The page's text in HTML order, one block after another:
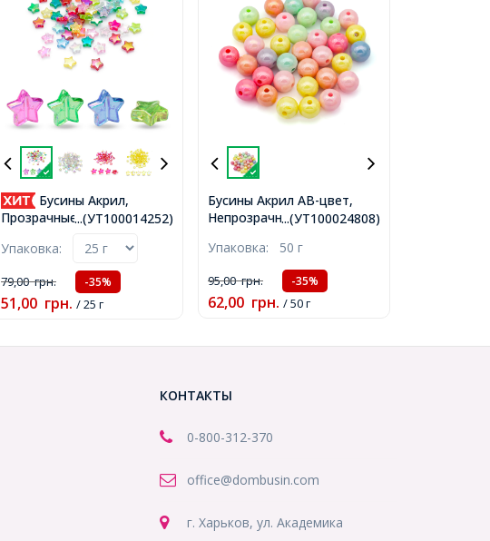
...(УТ100014252)
Бусины Акрил,
Прозрачные, АВ цвет,
Отверстие 1.5мм, около
100шт/25г, (УТ100014252)
Упаковка:
79,00грн. -35%
51,00 грн. / 25 г
...(УТ100024808)
Бусины Акрил АВ-цвет,
Непрозрачные, Круглые,
12х11мм, Отверстие 2.5мм,
около 53шт/50г,
(УТ100024808)
Упаковка: 50 г
95,00грн. -35%
62,00 грн. / 50 г
КОНТАКТЫ
0-800-312-370
office@dombusin.com
г. Харьков, ул. Академика